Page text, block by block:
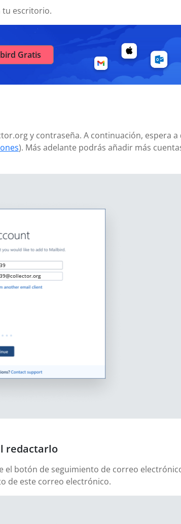
tu escritorio.
Gratis
y contraseña. A continuación, espera a
). Más adelante podrás añadir más
redactarlo
el botón de seguimiento de correo
de este correo electrónico.